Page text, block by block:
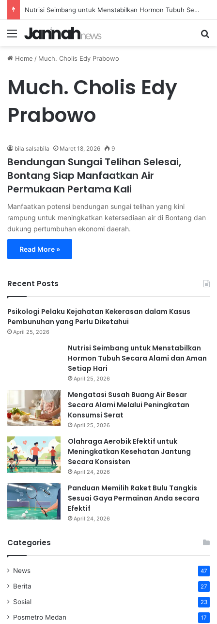
Nutrisi Seimbang untuk Menstabilkan Hormon Tubuh Secara Alami dan Aman Setiap Hari
Menu
Home / Much. Cholis Edy Prabowo
Much. Cholis Edy
Prabowo
bila salsabila Maret 18, 2026 9
Bendungan Sungai Telihan Selesai,
Bontang Siap Manfaatkan Air
Permukaan Pertama Kali
Manfaatkan potensi bendungan sungai telihan yang kini
rampung untuk meningkatkan ketersediaan air di Bontang dan
dukung pertumbuhan ekonomi daerah.
Read More »
Recent Posts
Psikologi Pelaku Kejahatan Kekerasan dalam Kasus
Pembunuhan yang Perlu Diketahui
April 25, 2026
Nutrisi Seimbang untuk Menstabilkan
Hormon Tubuh Secara Alami dan Aman
Setiap Hari
April 25, 2026
Mengatasi Susah Buang Air Besar
Secara Alami Melalui Peningkatan
Konsumsi Serat
April 25, 2026
Olahraga Aerobik Efektif untuk
Meningkatkan Kesehatan Jantung
Secara Konsisten
April 24, 2026
Panduan Memilih Raket Bulu Tangkis
Sesuai Gaya Permainan Anda secara
Efektif
April 24, 2026
Categories
News 47
Berita 27
Sosial 23
Posmetro Medan 17